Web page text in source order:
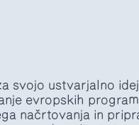
svojo ustvarjalno
evropskih
načrtovanja in